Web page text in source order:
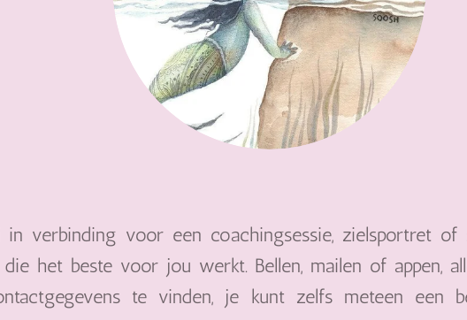
verbinding voor een coachingsessie, zielsportret of
het beste voor jou werkt. Bellen, mailen of appen,
te vinden, je kunt zelfs meteen een